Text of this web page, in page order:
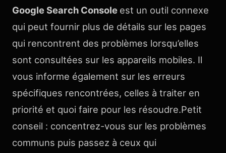
Google Search Console est un outil connexe
qui peut fournir plus de détails sur les pages
qui rencontrent des problèmes lorsqu’elles
sont consultées sur les appareils mobiles. Il
vous informe également sur les erreurs
spécifiques rencontrées, celles à traiter en
priorité et quoi faire pour les résoudre.Petit
conseil : concentrez-vous sur les problèmes
communs puis passez à ceux qui